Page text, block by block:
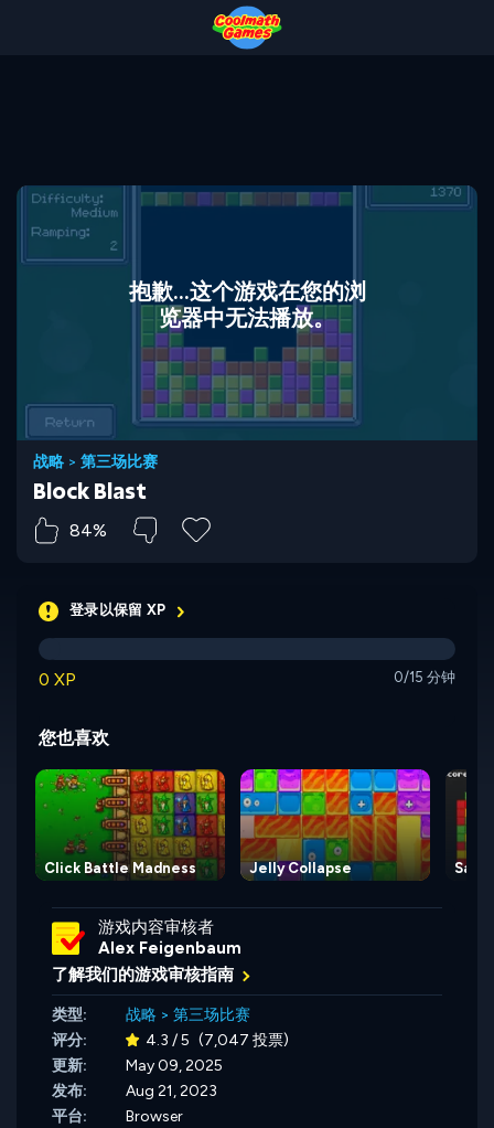
抱歉...这个游戏在您的浏
览器中无法播放。
战略 > 第三场比赛
Block Blast
84%
登录以保留 XP
0 XP 0/15 分钟
您也喜欢
Click Battle Madness Jelly Collapse
游戏内容审核者
Alex Feigenbaum
了解我们的游戏审核指南
类型: 战略 > 第三场比赛
评分:
4.3 / 5 (7,047 投票)
更新:
May 09, 2025
发布:
Aug 21, 2023
平台:
Browser